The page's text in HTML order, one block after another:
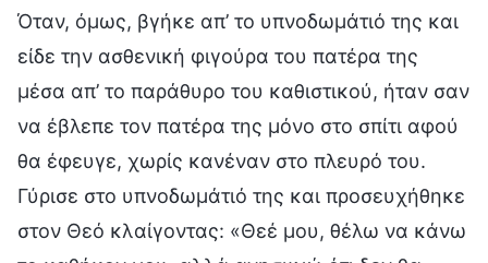
Όταν, όμως, βγήκε απ’ το υπνοδωμάτιό της και
είδε την ασθενική φιγούρα του πατέρα της
μέσα απ’ το παράθυρο του καθιστικού, ήταν σαν
να έβλεπε τον πατέρα της μόνο στο σπίτι αφού
θα έφευγε, χωρίς κανέναν στο πλευρό του.
Γύρισε στο υπνοδωμάτιό της και προσευχήθηκε
στον Θεό κλαίγοντας: «Θεέ μου, θέλω να κάνω